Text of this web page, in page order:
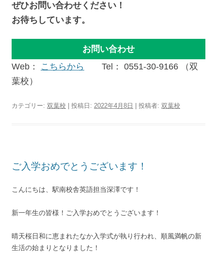
ぜひお問い合わせください！
お待ちしています。
お問い合わせ
Web： こちらから
Tel： 0551-30-9166 （双
葉校）
カテゴリー: 双葉校 | 投稿日: 2022年4月8日 投稿者: 双葉校
ご入学おめでとうございます！
こんにちは、駅南校舎英語担当深澤です！
新一年生の皆様！ご入学おめでとうございます！
晴天桜日和に恵まれたなか入学式が執り行われ、順風満帆の新
生活の始まりとなりました！